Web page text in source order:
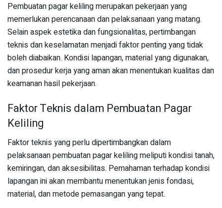
Pembuatan pagar keliling merupakan pekerjaan yang
memerlukan perencanaan dan pelaksanaan yang matang.
Selain aspek estetika dan fungsionalitas, pertimbangan
teknis dan keselamatan menjadi faktor penting yang tidak
boleh diabaikan. Kondisi lapangan, material yang digunakan,
dan prosedur kerja yang aman akan menentukan kualitas dan
keamanan hasil pekerjaan.
Faktor Teknis dalam Pembuatan Pagar
Keliling
Faktor teknis yang perlu dipertimbangkan dalam
pelaksanaan pembuatan pagar keliling meliputi kondisi tanah,
kemiringan, dan aksesibilitas. Pemahaman terhadap kondisi
lapangan ini akan membantu menentukan jenis fondasi,
material, dan metode pemasangan yang tepat.